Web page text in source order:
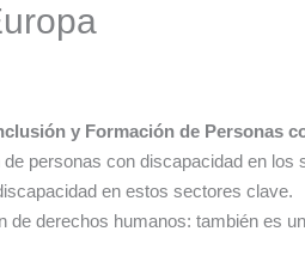
y Formación de Personas
personas con discapacidad en
en estos sectores clave.
derechos humanos: también es